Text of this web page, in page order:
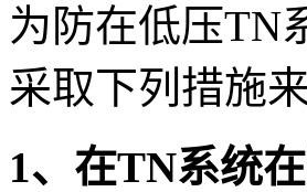
为防在低压TN
采取下列措施来
1、在TN系统